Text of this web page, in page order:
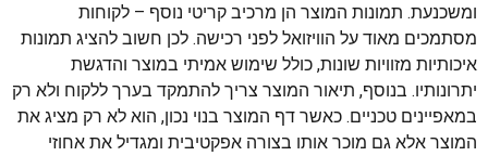
ומשכנעת. תמונות המוצר הן מרכיב קריטי נוסף – לקוחות
מסתמכים מאוד על הוויזואל לפני רכישה. לכן חשוב להציג תמונות
איכותיות מזוויות שונות, כולל שימוש אמיתי במוצר והדגשת
יתרונותיו. בנוסף, תיאור המוצר צריך להתמקד בערך ללקוח ולא רק
במאפיינים טכניים. כאשר דף המוצר בנוי נכון, הוא לא רק מציג את
המוצר אלא גם מוכר אותו בצורה אפקטיבית ומגדיל את אחוזי